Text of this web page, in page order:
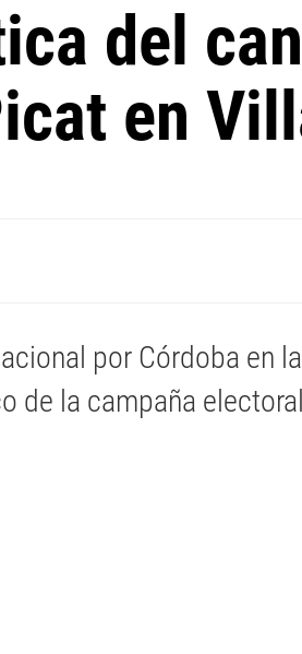
del
en
por Córdoba en
de la campaña